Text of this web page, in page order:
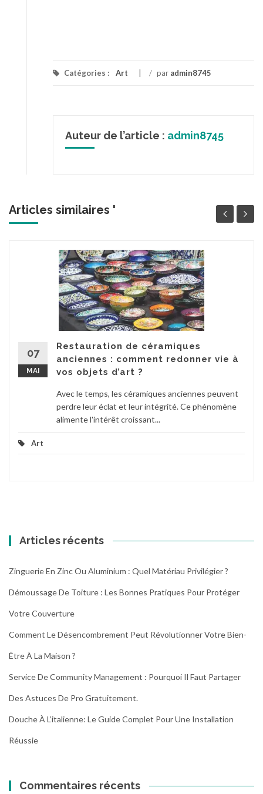
Catégories : Art / par admin8745
Auteur de l’article : admin8745
Articles similaires '
07
MAI
Restauration de céramiques
anciennes : comment redonner vie à
vos objets d’art ?
Avec le temps, les céramiques anciennes peuvent
perdre leur éclat et leur intégrité. Ce phénomène
alimente l'intérêt croissant...
Art
Articles récents
Zinguerie En Zinc Ou Aluminium : Quel Matériau Privilégier ?
Démoussage De Toiture : Les Bonnes Pratiques Pour Protéger
Votre Couverture
Comment Le Désencombrement Peut Révolutionner Votre Bien-
Être À La Maison ?
Service De Community Management : Pourquoi Il Faut Partager
Des Astuces De Pro Gratuitement.
Douche À L’italienne: Le Guide Complet Pour Une Installation
Réussie
Commentaires récents